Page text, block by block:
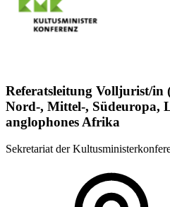
Referatsleitung Volljurist/in
Nord-, Mittel-, Südeuropa,
anglophones Afrika
Sekretariat der